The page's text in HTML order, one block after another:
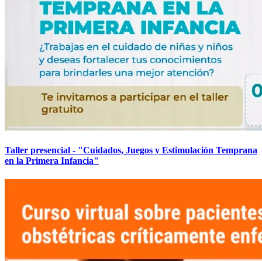
Taller presencial - "Cuidados, Juegos y Estimulación Temprana
en la Primera Infancia"